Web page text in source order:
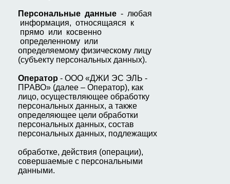
Персональные данные - любая
информация, относящаяся к
прямо или косвенно
определенному или
определяемому физическому лицу
(субъекту персональных данных).
Оператор - ООО «ДЖИ ЭС ЭЛЬ -
ПРАВО» (далее – Оператор), как
лицо, осуществляющее обработку
персональных данных, а также
определяющее цели обработки
персональных данных, состав
персональных данных, подлежащих
обработке, действия (операции),
совершаемые с персональными
данными.